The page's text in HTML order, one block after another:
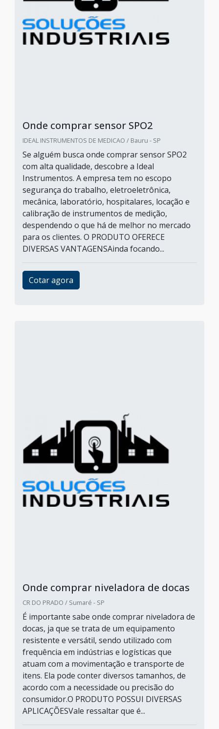
Onde comprar sensor SPO2
IDEAL INSTRUMENTOS DE MEDICAO / Bauru - SP
Se alguém busca onde comprar sensor SPO2
com alta qualidade, descobre a Ideal
Instrumentos. A empresa tem no escopo
segurança do trabalho, eletroeletrônica,
mecânica, laboratório, hospitalares, locação e
calibração de instrumentos de medição,
despendendo o que há de melhor no mercado
para os clientes. O PRODUTO OFERECE
DIVERSAS VANTAGENSAinda focando...
Cotar agora
Onde comprar niveladora de docas
CR DO PRADO / Sumaré - SP
É importante sabe onde comprar niveladora de
docas, ja que se trata de um equipamento
resistente e versátil, sendo utilizado com
frequência em indústrias e logísticas que
atuam com a movimentação e transporte de
itens. Ela pode conter diversos tamanhos, de
acordo com a necessidade ou precisão do
consumidor.O PRODUTO POSSUI DIVERSAS
APLICAÇÕESVale ressaltar que é...